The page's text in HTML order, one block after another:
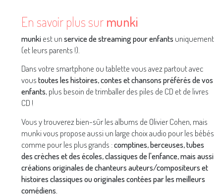
En savoir plus sur munki
munkiest unservice de streaming pour enfants uniquement
(et leurs parents !).
Dans votre smartphone ou tablette vous avez partout avec
voustoutes les histoires, contes et chansons préférés de vos
enfants, plus besoin de trimballer des piles de CD et de livres
CD !
Vous y trouverez bien-sûr les albums de Olivier Cohen, mais
munki vous propose aussi un large choix audio pour les bébés
comme pour les plus grands :comptines, berceuses, tubes
des crèches et des écoles, classiques de l'enfance, mais aussi
créations originales de chanteurs auteurs/compositeurs et
histoires classiques ou originales contées par les meilleurs
comédiens.